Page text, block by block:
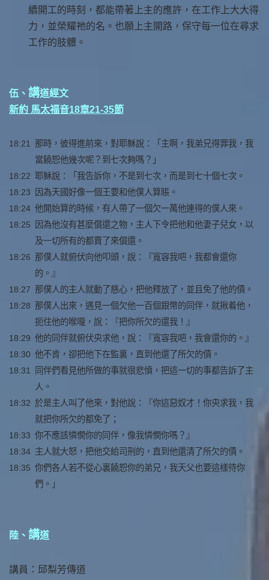
續開工的時刻，都能帶著上主的應許，在工作上大大得
力，並榮耀祂的名。也願上主開路，保守每一位在尋求
工作的肢體。
伍、 講道經文
新約 馬太福音18章21-35節
18:21 那時，彼得進前來，對耶穌說：「主啊，我弟兄得罪我，我
當饒恕他幾次呢？到七次夠嗎？」
18:22 耶穌說：「我告訴你，不是到七次，而是到七十個七次。
18:23
因為天國好像一個王要和他僕人算賬。
18:24 他開始算的時候，有人帶了一個欠一萬他連得的僕人來。
18:25
因為他沒有甚麼償還之物，主人下令把他和他妻子兒女，以
及一切所有的都賣了來償還。
18:26 那僕人就俯伏向他叩頭，說：『寬容我吧，我都會還你
的。』
18:27 那僕人的主人就動了慈心，把他釋放了，並且免了他的債。
18:28 那僕人出來，遇見一個欠他一百個銀幣的同伴，就揪着他，
扼住他的喉嚨，說：『把你所欠的還我！』
18:29 他的同伴就俯伏央求他，說：『寬容我吧，我會還你的。』
18:30 他不肯，卻把他下在監裏，直到他還了所欠的債。
18:31
同伴們看見他所做的事就很悲憤，把這一切的事都告訴了主
人。
18:32 於是主人叫了他來，對他說：『你這惡奴才！你央求我，我
就把你所欠的都免了；
18:33 你不應該憐憫你的同伴，像我憐憫你嗎？』
18:34 主人就大怒，把他交給司刑的，直到他還清了所欠的債。
18:35 你們各人若不從心裏饒恕你的弟兄，我天父也要這樣待你
們。」
陸、 講道
講員：邱梨芳傳道